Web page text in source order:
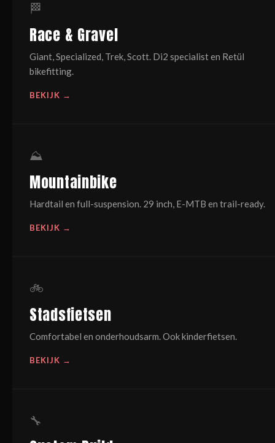
🏁
Race & Gravel
Giant, Specialized, Trek, Scott. Di2 specialist en Retül
bikefitting.
BEKIJK →
⛰
Mountainbike
Hardtail en full-suspension. 29 inch, E-MTB en trail-ready.
BEKIJK →
🚲
Stadsfietsen
Comfortabel en onderhoudsarm. Ook kinderfietsen.
BEKIJK →
🔧